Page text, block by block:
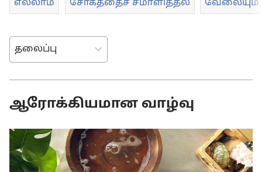
எல்லாம் சோகத்தைச் சமாளித்தல்
ஆரோக்கியமான வாழ்வு